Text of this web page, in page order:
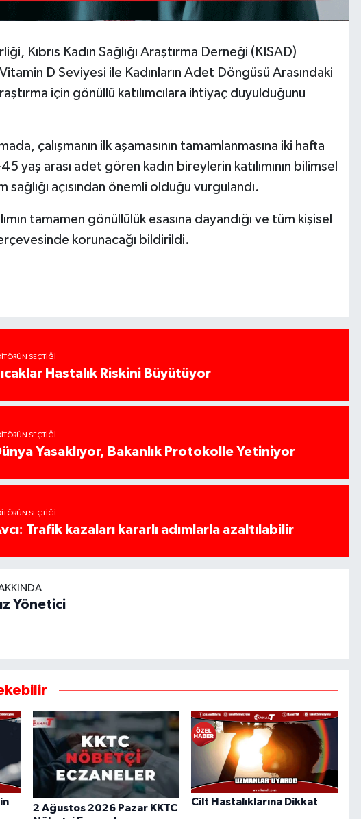
Kıbrıs Kadın Sağlığı Araştırma Derneği (KISAD)
D Seviyesi ile Kadınların Adet Döngüsü Arasındaki
için gönüllü katılımcılara ihtiyaç duyulduğunu
çalışmanın ilk aşamasının tamamlanmasına iki hafta
yaş arası adet gören kadın bireylerin katılımının bilimsel
açısından önemli olduğu vurgulandı.
tamamen gönüllülük esasına dayandığı ve tüm kişisel
korunacağı bildirildi.
SEÇTIĞI
Hastalık Riskini Büyütüyor
SEÇTIĞI
Yasaklıyor, Bakanlık Protokolle Yetiniyor
SEÇTIĞI
Trafik kazaları kararlı adımlarla azaltılabilir
Yönetici
2 Ağustos 2026 Pazar KKTC
Cilt Hastalıklarına Dikkat